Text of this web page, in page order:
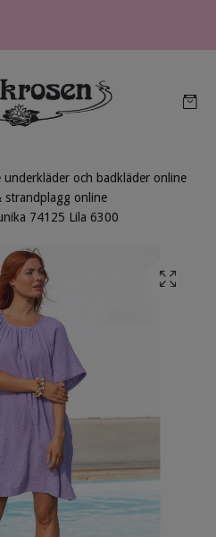
underkläder och badkläder online
strandplagg online
74125 Lila 6300